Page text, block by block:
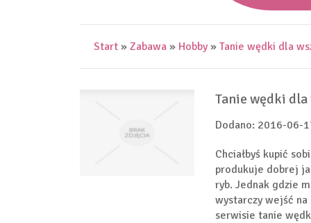
Start » Zabawa » Hobby» Tanie wędki dla
Tanie wędki
Dodano: 2016-06-
Chciałbyś kupić
produkuje dobrej
ryb. Jednak gdzie
wystarczy wejść
serwisie tanie